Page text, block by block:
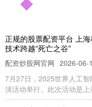
正规的股票配资平台 上
技术跨越“死亡之谷”
配资炒股网官网 2026-06-
7月27日，2025世界人工
演活动举行。此次活动是